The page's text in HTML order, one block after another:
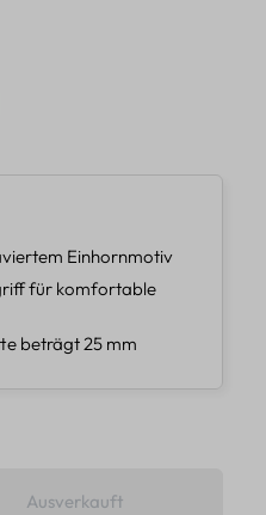
Einhornmotiv
für komfortable
beträgt 25 mm
den gewünschten
Ausverkauft